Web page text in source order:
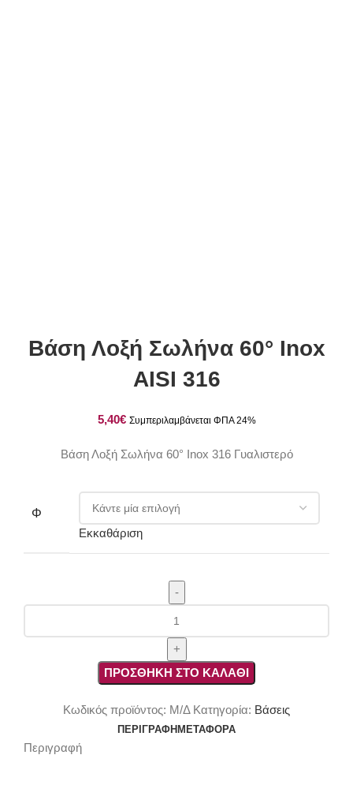
Βάση Λοξή Σωλήνα 60° Inox
AISI 316
€
Βάση Λοξή Σωλήνα 60° Inox 316 Γυαλιστερό
Φ
Εκκαθάριση
ποσότητα
ΠΡΟΣΘΉΚΗ ΣΤΟ ΚΑΛΆΘΙ
Κωδικός προϊόντος: Μ/Δ Κατηγορία: Βάσεις
ΠΕΡΙΓΡΑΦΉ ΜΕΤΑΦΟΡΆ
Περιγραφή